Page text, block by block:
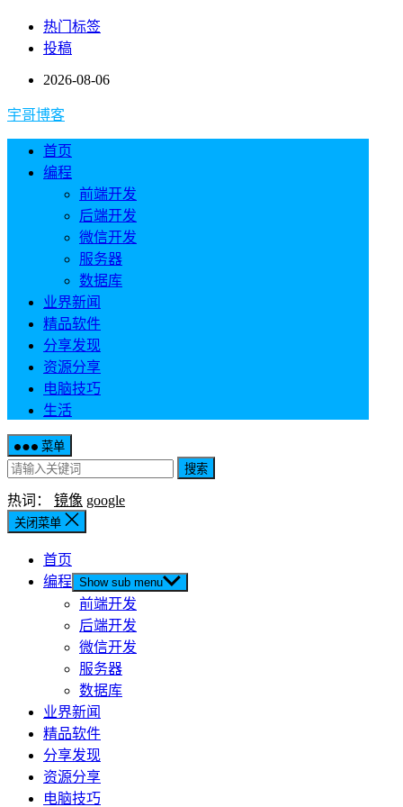
热门标签
投稿
2026-08-06
宇哥博客
首页
编程
前端开发
后端开发
微信开发
服务器
数据库
业界新闻
精品软件
分享发现
资源分享
电脑技巧
生活
菜单
搜索
热词： 镜像 google
关闭菜单
首页
编程 Show sub menu
前端开发
后端开发
微信开发
服务器
数据库
业界新闻
精品软件
分享发现
资源分享
电脑技巧